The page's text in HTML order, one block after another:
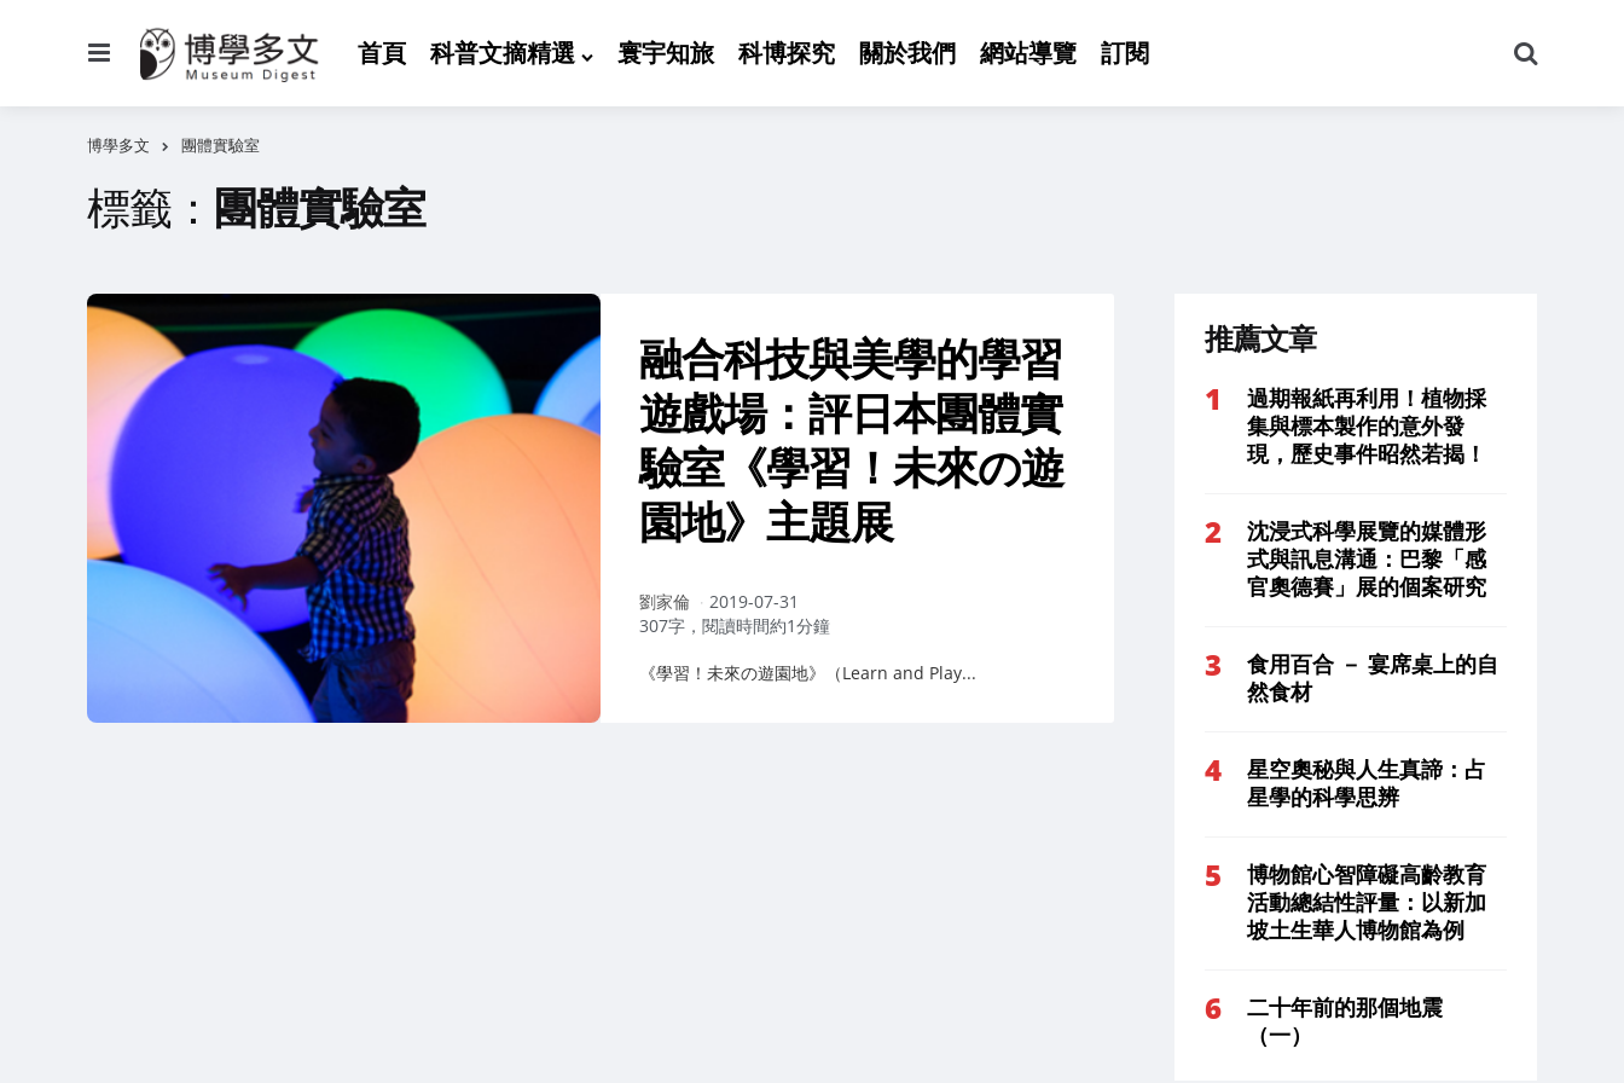
首頁 科普文摘精選 寰宇知旅 科博探究 關於我們 網站導覽 訂閱
尋
博學多文 團體實驗室
標籤： 團體實驗室
融合科技與美學的學習
遊戲場：評日本團體實
驗室《學習！未來の遊
園地》主題展
作
者：
劉家倫
2019-07-31
307字，閱讀時間約1分鐘
《學習！未來の遊園地》（Learn and Play...
推薦文章
過期報紙再利用！植物採
集與標本製作的意外發
現，歷史事件昭然若揭！
沈浸式科學展覽的媒體形
式與訊息溝通：巴黎「感
官奧德賽」展的個案研究
食用百合 － 宴席桌上的自
然食材
星空奧秘與人生真諦：占
星學的科學思辨
博物館心智障礙高齡教育
活動總結性評量：以新加
坡土生華人博物館為例
二十年前的那個地震
（一）